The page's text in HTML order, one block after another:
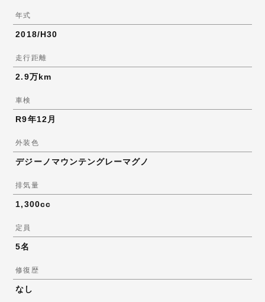
年式
2018/H30
走行距離
2.9万km
車検
R9年12月
外装色
デジーノマウンテングレーマグノ
排気量
1,300cc
定員
5名
修復歴
なし